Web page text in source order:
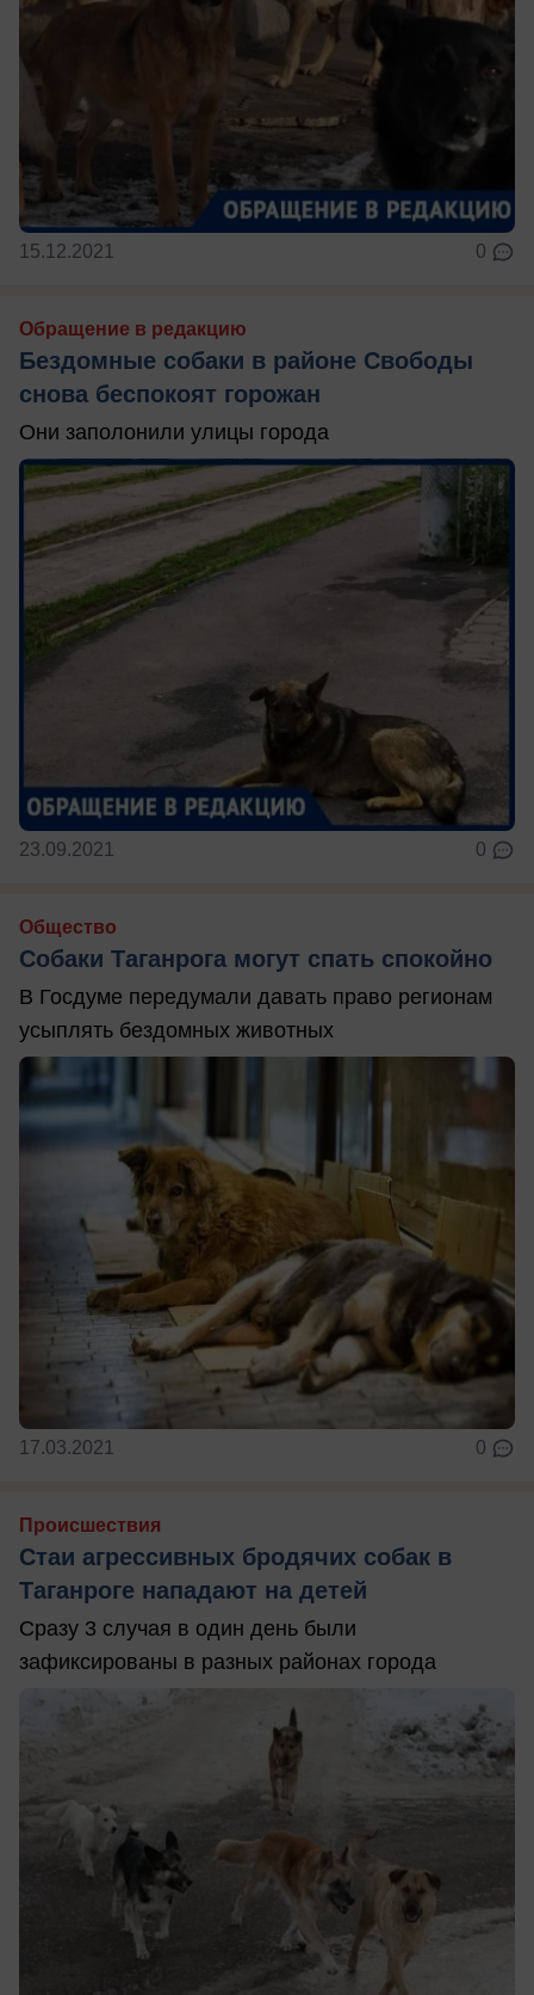
15.12.2021 0
Обращение в редакцию
Бездомные собаки в районе Свободы
снова беспокоят горожан
Они заполонили улицы города
23.09.2021 0
Общество
Собаки Таганрога могут спать спокойно
В Госдуме передумали давать право регионам
усыплять бездомных животных
17.03.2021 0
Происшествия
Стаи агрессивных бродячих собак в
Таганроге нападают на детей
Сразу 3 случая в один день были
зафиксированы в разных районах города